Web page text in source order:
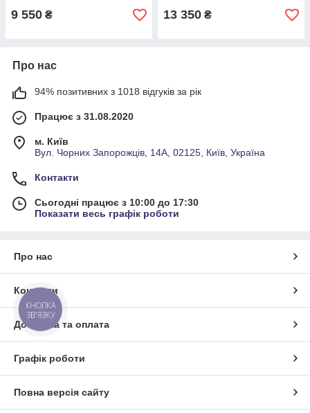
9 550 ₴ 13 350 ₴
Про нас
94% позитивних з 1018 відгуків за рік
Працює з 31.08.2020
м. Київ
Вул. Чорних Запорожців, 14А, 02125, Київ, Україна
Контакти
Сьогодні працює з 10:00 до 17:30
Показати весь графік роботи
Про нас
Контакти
Доставка та оплата
Графік роботи
Повна версія сайту
КНОПКА
ЗВ'ЯЗКУ